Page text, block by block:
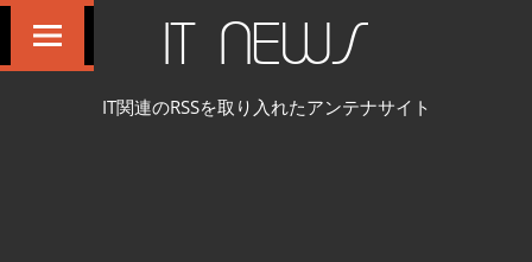
IT NEWS
IT関連のRSSを取り入れたアンテナサイト